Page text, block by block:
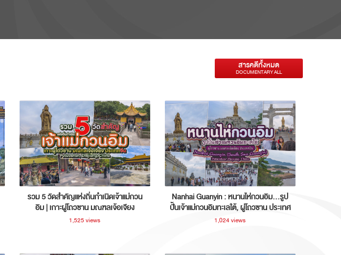
สารคดีทั้งหมด
DOCUMENTARY ALL
รวม 5 วัดสำคัญแห่งถิ่นกำเนิดเจ้าแม่กวน
อิม | เกาะผู่โถวซาน มณฑลเจ้อเจียง
ประเทศจีน
1,525 views
Nanhai Guanyin : หนานไห่กวนอิม...รูป
ปั้นเจ้าแม่กวนอิมทะเลใต้, ผู่โถวซาน ประเทศ
จีน
1,024 views